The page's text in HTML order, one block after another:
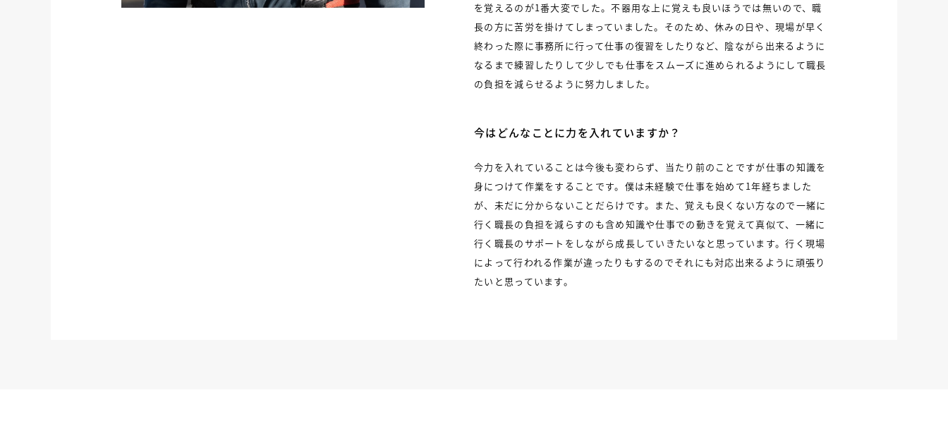
を覚えるのが1番大変でした。不器用な上に覚えも良いほうでは無いので、職
長の方に苦労を掛けてしまっていました。そのため、休みの日や、現場が早く
終わった際に事務所に行って仕事の復習をしたりなど、陰ながら出来るように
なるまで練習したりして少しでも仕事をスムーズに進められるようにして職長
の負担を減らせるように努力しました。
今はどんなことに力を入れていますか？
今力を入れていることは今後も変わらず、当たり前のことですが仕事の知識を
身につけて作業をすることです。僕は未経験で仕事を始めて1年経ちました
が、未だに分からないことだらけです。また、覚えも良くない方なので一緒に
行く職長の負担を減らすのも含め知識や仕事での動きを覚えて真似て、一緒に
行く職長のサポートをしながら成長していきたいなと思っています。行く現場
によって行われる作業が違ったりもするのでそれにも対応出来るように頑張り
たいと思っています。